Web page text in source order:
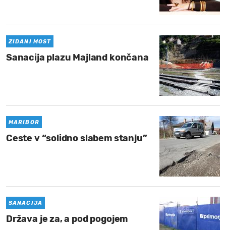
ZIDANI MOST
Sanacija plazu Majland končana
MARIBOR
Ceste v “solidno slabem stanju”
SANACIJA
Država je za, a pod pogojem